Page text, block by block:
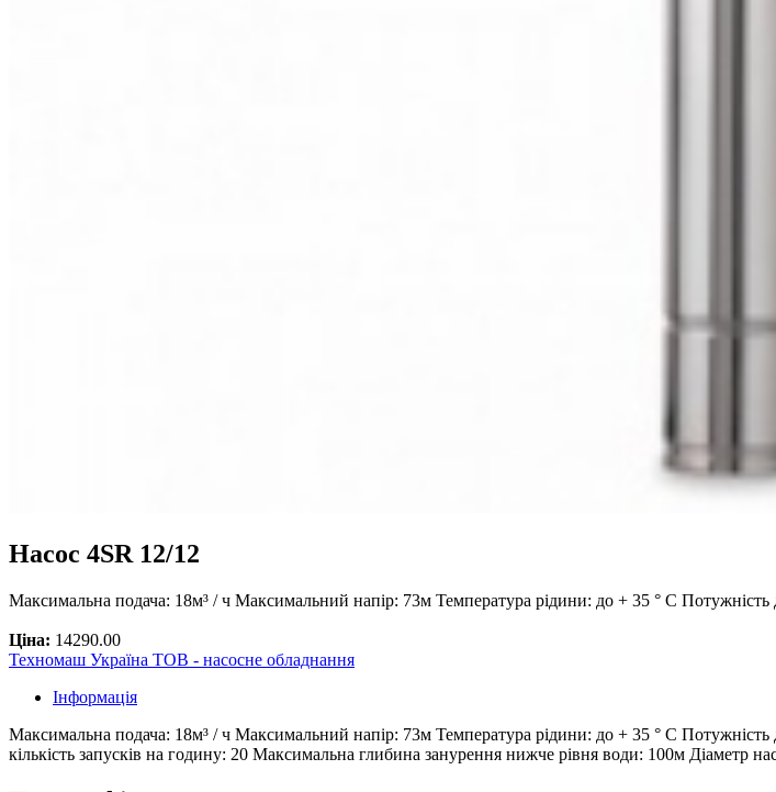
Насос 4SR 12/12
Максимальна подача: 18м³ / ч Максимальний напір: 73м Температура рідини: до + 35 ° С
Ціна: 14290.00
Техномаш Україна ТОВ - насосне обладнання
Інформація
Максимальна подача: 18м³ / ч Максимальний напір: 73м Температура рідини: до + 35 ° С
кількість запусків на годину: 20 Максимальна глибина занурення нижче рівня води: 100м Діаметр